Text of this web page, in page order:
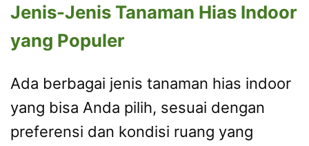
Jenis-Jenis Tanaman Hias Indoor
yang Populer
Ada berbagai jenis tanaman hias indoor
yang bisa Anda pilih, sesuai dengan
preferensi dan kondisi ruang yang